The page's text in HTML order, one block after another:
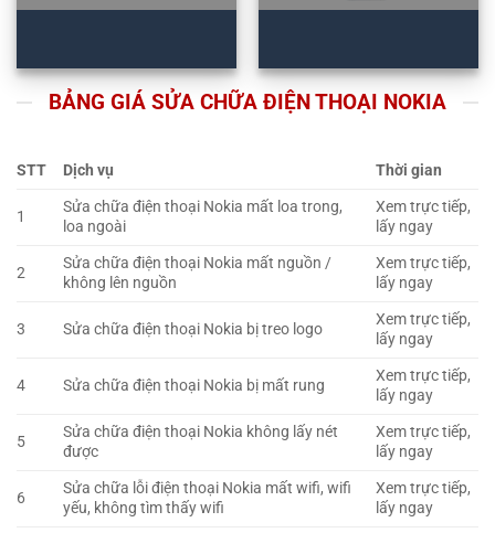
BẢNG GIÁ SỬA CHỮA ĐIỆN THOẠI NOKIA
STT Dịch vụ Thời gian
1
Sửa chữa điện thoại Nokia mất loa trong,
loa ngoài
Xem trực tiếp,
lấy ngay
2
Sửa chữa điện thoại Nokia mất nguồn /
không lên nguồn
Xem trực tiếp,
lấy ngay
3 Sửa chữa điện thoại Nokia bị treo logo
Xem trực tiếp,
lấy ngay
4 Sửa chữa điện thoại Nokia bị mất rung
Xem trực tiếp,
lấy ngay
5
Sửa chữa điện thoại Nokia không lấy nét
được
Xem trực tiếp,
lấy ngay
6
Sửa chữa lỗi điện thoại Nokia mất wifi, wifi
yếu, không tìm thấy wifi
Xem trực tiếp,
lấy ngay